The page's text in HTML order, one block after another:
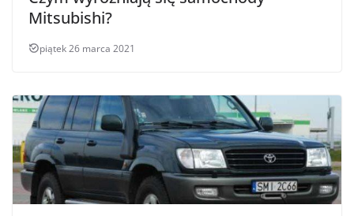
Mitsubishi?
piątek 26 marca 2021